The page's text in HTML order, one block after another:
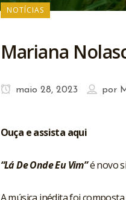
NOTÍCIAS
Mariana
maio 28, 2023 por
Ouça e assista aqui
“Lá De Onde Eu Vim”é novo